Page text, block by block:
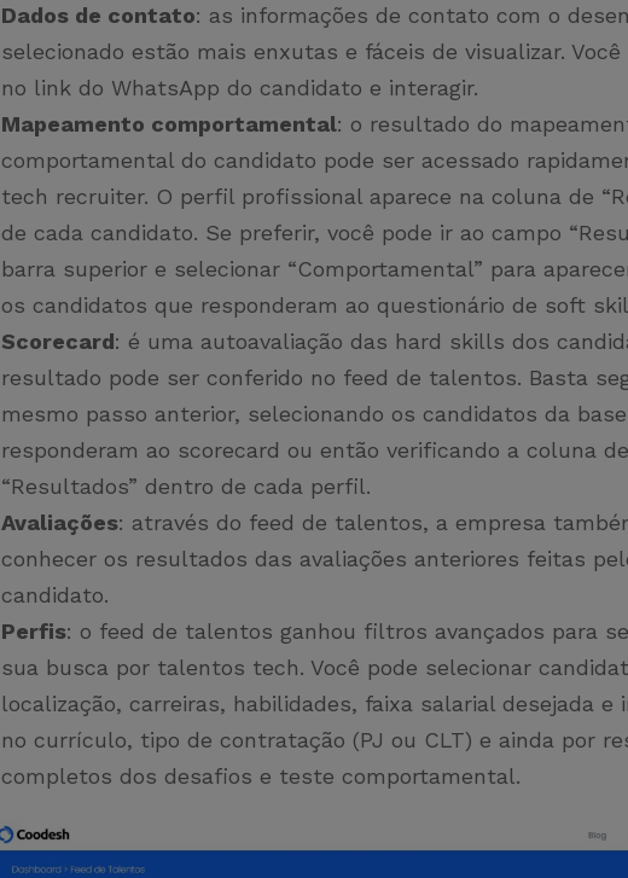
Dados de contato: as informações de contato com o
selecionado estão mais enxutas e fáceis de visualizar.
no link do WhatsApp do candidato e interagir.
Mapeamento comportamental: o resultado do
comportamental do candidato pode ser acessado
tech recruiter. O perfil profissional aparece na coluna de
de cada candidato. Se preferir, você pode ir ao campo
barra superior e selecionar “Comportamental” para
os candidatos que responderam ao questionário de soft
Scorecard: é uma autoavaliação das hard skills dos
resultado pode ser conferido no feed de talentos. Basta
mesmo passo anterior, selecionando os candidatos da
responderam ao scorecard ou então verificando a coluna de
“Resultados” dentro de cada perfil.
Avaliações: através do feed de talentos, a empresa
conhecer os resultados das avaliações anteriores feitas
candidato.
Perfis: o feed de talentos ganhou filtros avançados para
sua busca por talentos tech. Você pode selecionar
localização, carreiras, habilidades, faixa salarial desejada e
no currículo, tipo de contratação (PJ ou CLT) e ainda por
completos dos desafios e teste comportamental.